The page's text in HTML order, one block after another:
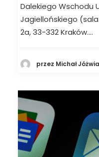
Dalekiego Wschodu
Jagiellońskiego (sala
2a, 33-332 Kraków.…
przez Michał